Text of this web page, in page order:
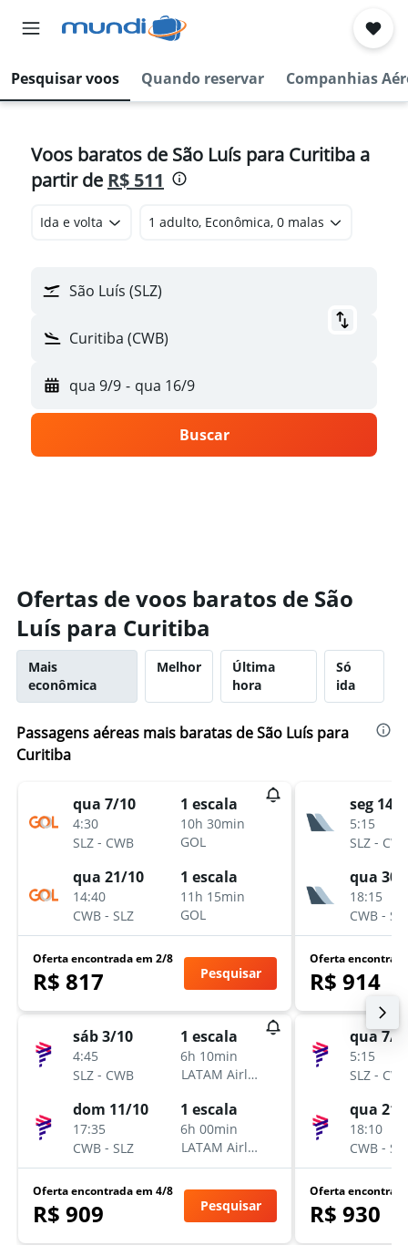
Pesquisar voos Quando reservar Companhias
Voos baratos de São Luís para Curitiba a
partir de R$ 511
Ida e volta 1 adulto, Econômica, 0 malas
São Luís (SLZ)
Curitiba (CWB)
qua 9/9 - qua 16/9
Buscar
Ofertas de voos baratos de São
Luís para Curitiba
Mais
econômica
Melhor
Última
hora
Só
ida
Passagens aéreas mais baratas de São Luís para
Curitiba
qua 7/10
4:30
SLZ - CWB
1 escala
10h 30min
GOL
qua 21/10
14:40
CWB - SLZ
1 escala
11h 15min
GOL
Oferta encontrada em 2/8
R$ 817 Pesquisar
sáb 3/10
4:45
SLZ - CWB
1 escala
6h 10min
LATAM Airlines
dom 11/10
17:35
CWB - SLZ
1 escala
6h 00min
LATAM Airlines
Oferta encontrada em 4/8
R$ 909 Pesquisar
seg 14/9
5:15
SLZ -
qua 30/
18:15
CWB -
Oferta
R$ 914
qua 7/
5:15
SLZ -
qua 21/
18:10
CWB -
Oferta
R$ 930